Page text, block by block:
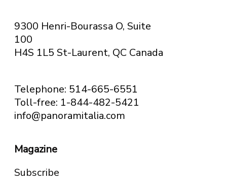
9300 Henri-Bourassa O, Suite
100
H4S 1L5 St-Laurent, QC Canada
Telephone: 514-665-6551
Toll-free: 1-844-482-5421
info@panoramitalia.com
Magazine
Subscribe